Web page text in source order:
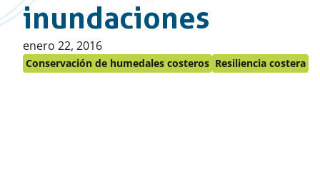
inundaciones
Publicado
en:
enero 22, 2016
Conservación de humedales costeros Resiliencia costera